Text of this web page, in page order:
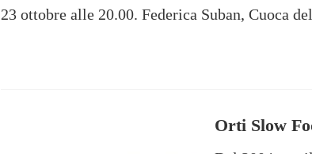
23 ottobre alle 20.00. Federica Suban, Cuoca
Orti Slow